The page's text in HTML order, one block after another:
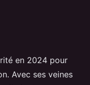
en 2024 pour
Avec ses veines